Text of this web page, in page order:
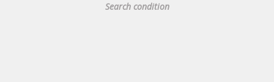
Search condition